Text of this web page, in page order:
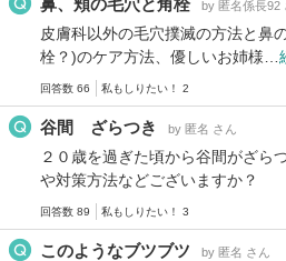
by 匿名係長92
皮膚科以外の毛穴撲滅の方法と鼻
栓？)のケア方法、優しいお姉様…
回答数 66 私もしりたい！ 2
谷間 ざらつき by 匿名 さん
２０歳を過ぎた頃から谷間がざら
や対策方法などございますか？
回答数 89 私もしりたい！ 3
このようなブツブツ by 匿名 さん